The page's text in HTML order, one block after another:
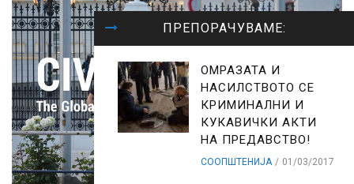
ПРЕПОРАЧУВАМЕ:
ОМРАЗАТА И
НАСИЛСТВОТО СЕ
КРИМИНАЛНИ И
КУКАВИЧКИ АКТИ
НА ПРЕДАВСТВО!
СООПШТЕНИЈА 01/03/2017